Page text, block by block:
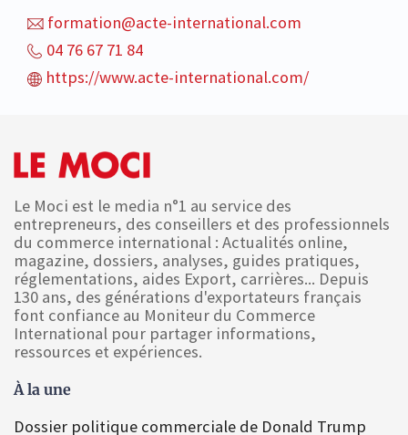
formation@acte-international.com
04 76 67 71 84
https://www.acte-international.com/
Le Moci est le media n°1 au service des
entrepreneurs, des conseillers et des professionnels
du commerce international : Actualités online,
magazine, dossiers, analyses, guides pratiques,
réglementations, aides Export, carrières... Depuis
130 ans, des générations d'exportateurs français
font confiance au Moniteur du Commerce
International pour partager informations,
ressources et expériences.
À la une
Dossier politique commerciale de Donald Trump